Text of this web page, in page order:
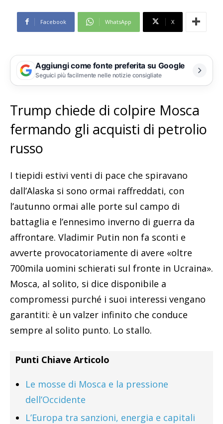
Facebook WhatsApp X
Aggiungi come fonte preferita su Google
Seguici più facilmente nelle notizie consigliate
Trump chiede di colpire Mosca
fermando gli acquisti di petrolio
russo
I tiepidi estivi venti di pace che spiravano
dall’Alaska si sono ormai raffreddati, con
l’autunno ormai alle porte sul campo di
battaglia e l’ennesimo inverno di guerra da
affrontare. Vladimir Putin non fa sconti e
avverte provocatoriamente di avere «oltre
700mila uomini schierati sul fronte in Ucraina».
Mosca, al solito, si dice disponibile a
compromessi purché i suoi interessi vengano
garantiti: è un valzer infinito che conduce
sempre al solito punto. Lo stallo.
Punti Chiave Articolo
Le mosse di Mosca e la pressione
dell’Occidente
L’Europa tra sanzioni, energia e capitali